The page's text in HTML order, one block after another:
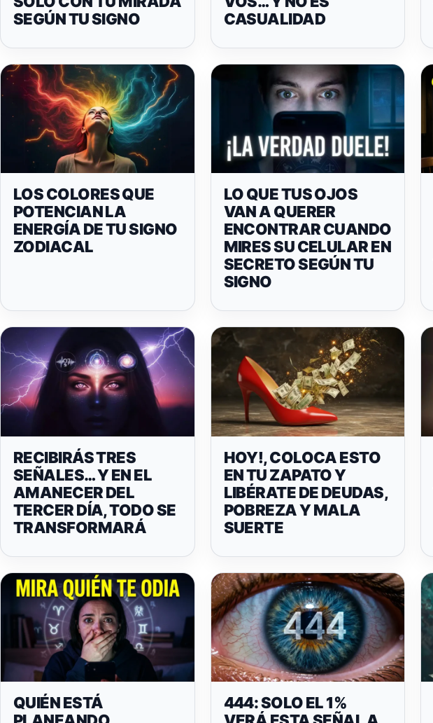
SEGÚN TU SIGNO
CASUALIDAD
LOS COLORES QUE
POTENCIAN LA
ENERGÍA DE TU SIGNO
ZODIACAL
LO QUE TUS OJOS
VAN A QUERER
ENCONTRAR CUANDO
MIRES SU CELULAR EN
SECRETO SEGÚN TU
SIGNO
RECIBIRÁS TRES
SEÑALES… Y EN EL
AMANECER DEL
TERCER DÍA, TODO SE
TRANSFORMARÁ
HOY!, COLOCA ESTO
EN TU ZAPATO Y
LIBÉRATE DE DEUDAS,
POBREZA Y MALA
SUERTE
QUIÉN ESTÁ
444: SOLO EL 1%